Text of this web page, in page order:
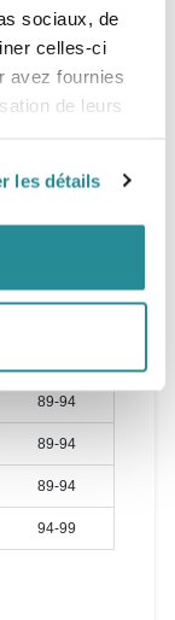
sociaux, de
celles-ci
avez fournies
de leurs
les détails
75-79
75-79
79-84
89-94
89-94
89-94
94-99